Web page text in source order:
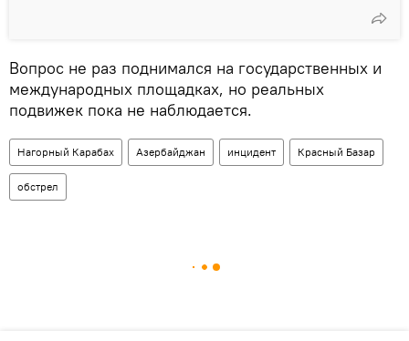
Вопрос не раз поднимался на государственных и
международных площадках, но реальных
подвижек пока не наблюдается.
Нагорный Карабах Азербайджан инцидент Красный Базар
обстрел